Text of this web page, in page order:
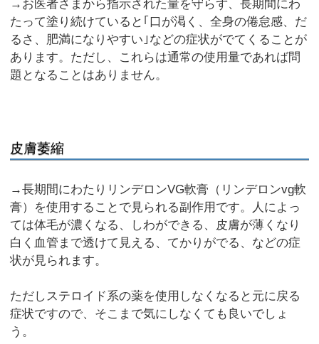
→お医者さまから指示された量を守らず、長期間にわ
たって塗り続けていると｢口が渇く、全身の倦怠感、だ
るさ、肥満になりやすい｣などの症状がでてくることが
あります。ただし、これらは通常の使用量であれば問
題となることはありません。
皮膚萎縮
→長期間にわたりリンデロンVG軟膏（リンデロンvg軟
膏）を使用することで見られる副作用です。人によっ
ては体毛が濃くなる、しわができる、皮膚が薄くなり
白く血管まで透けて見える、てかりがでる、などの症
状が見られます。
ただしステロイド系の薬を使用しなくなると元に戻る
症状ですので、そこまで気にしなくても良いでしょ
う。